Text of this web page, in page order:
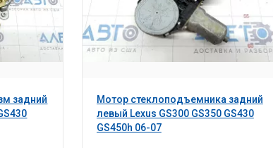
задний
Мотор стеклоподъемника задний
левый Lexus GS300 GS350 GS430
GS450h 06-07